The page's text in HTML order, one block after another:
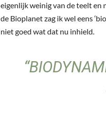
eigenlijk weinig van de teelt en
de Bioplanet zag ik wel eens
niet goed wat dat nu inhield.